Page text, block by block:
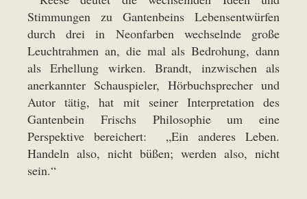
Stimmungen zu Gantenbeins Lebensentwürfen
durch drei in Neonfarben wechselnde große
Leuchtrahmen an, die mal als Bedrohung, dann
als Erhellung wirken. Brandt, inzwischen als
anerkannter Schauspieler, Hörbuchsprecher und
Autor tätig, hat mit seiner Interpretation des
Gantenbein Frischs Philosophie um eine
Perspektive bereichert: „Ein anderes Leben.
Handeln also, nicht büßen; werden also, nicht
sein.“